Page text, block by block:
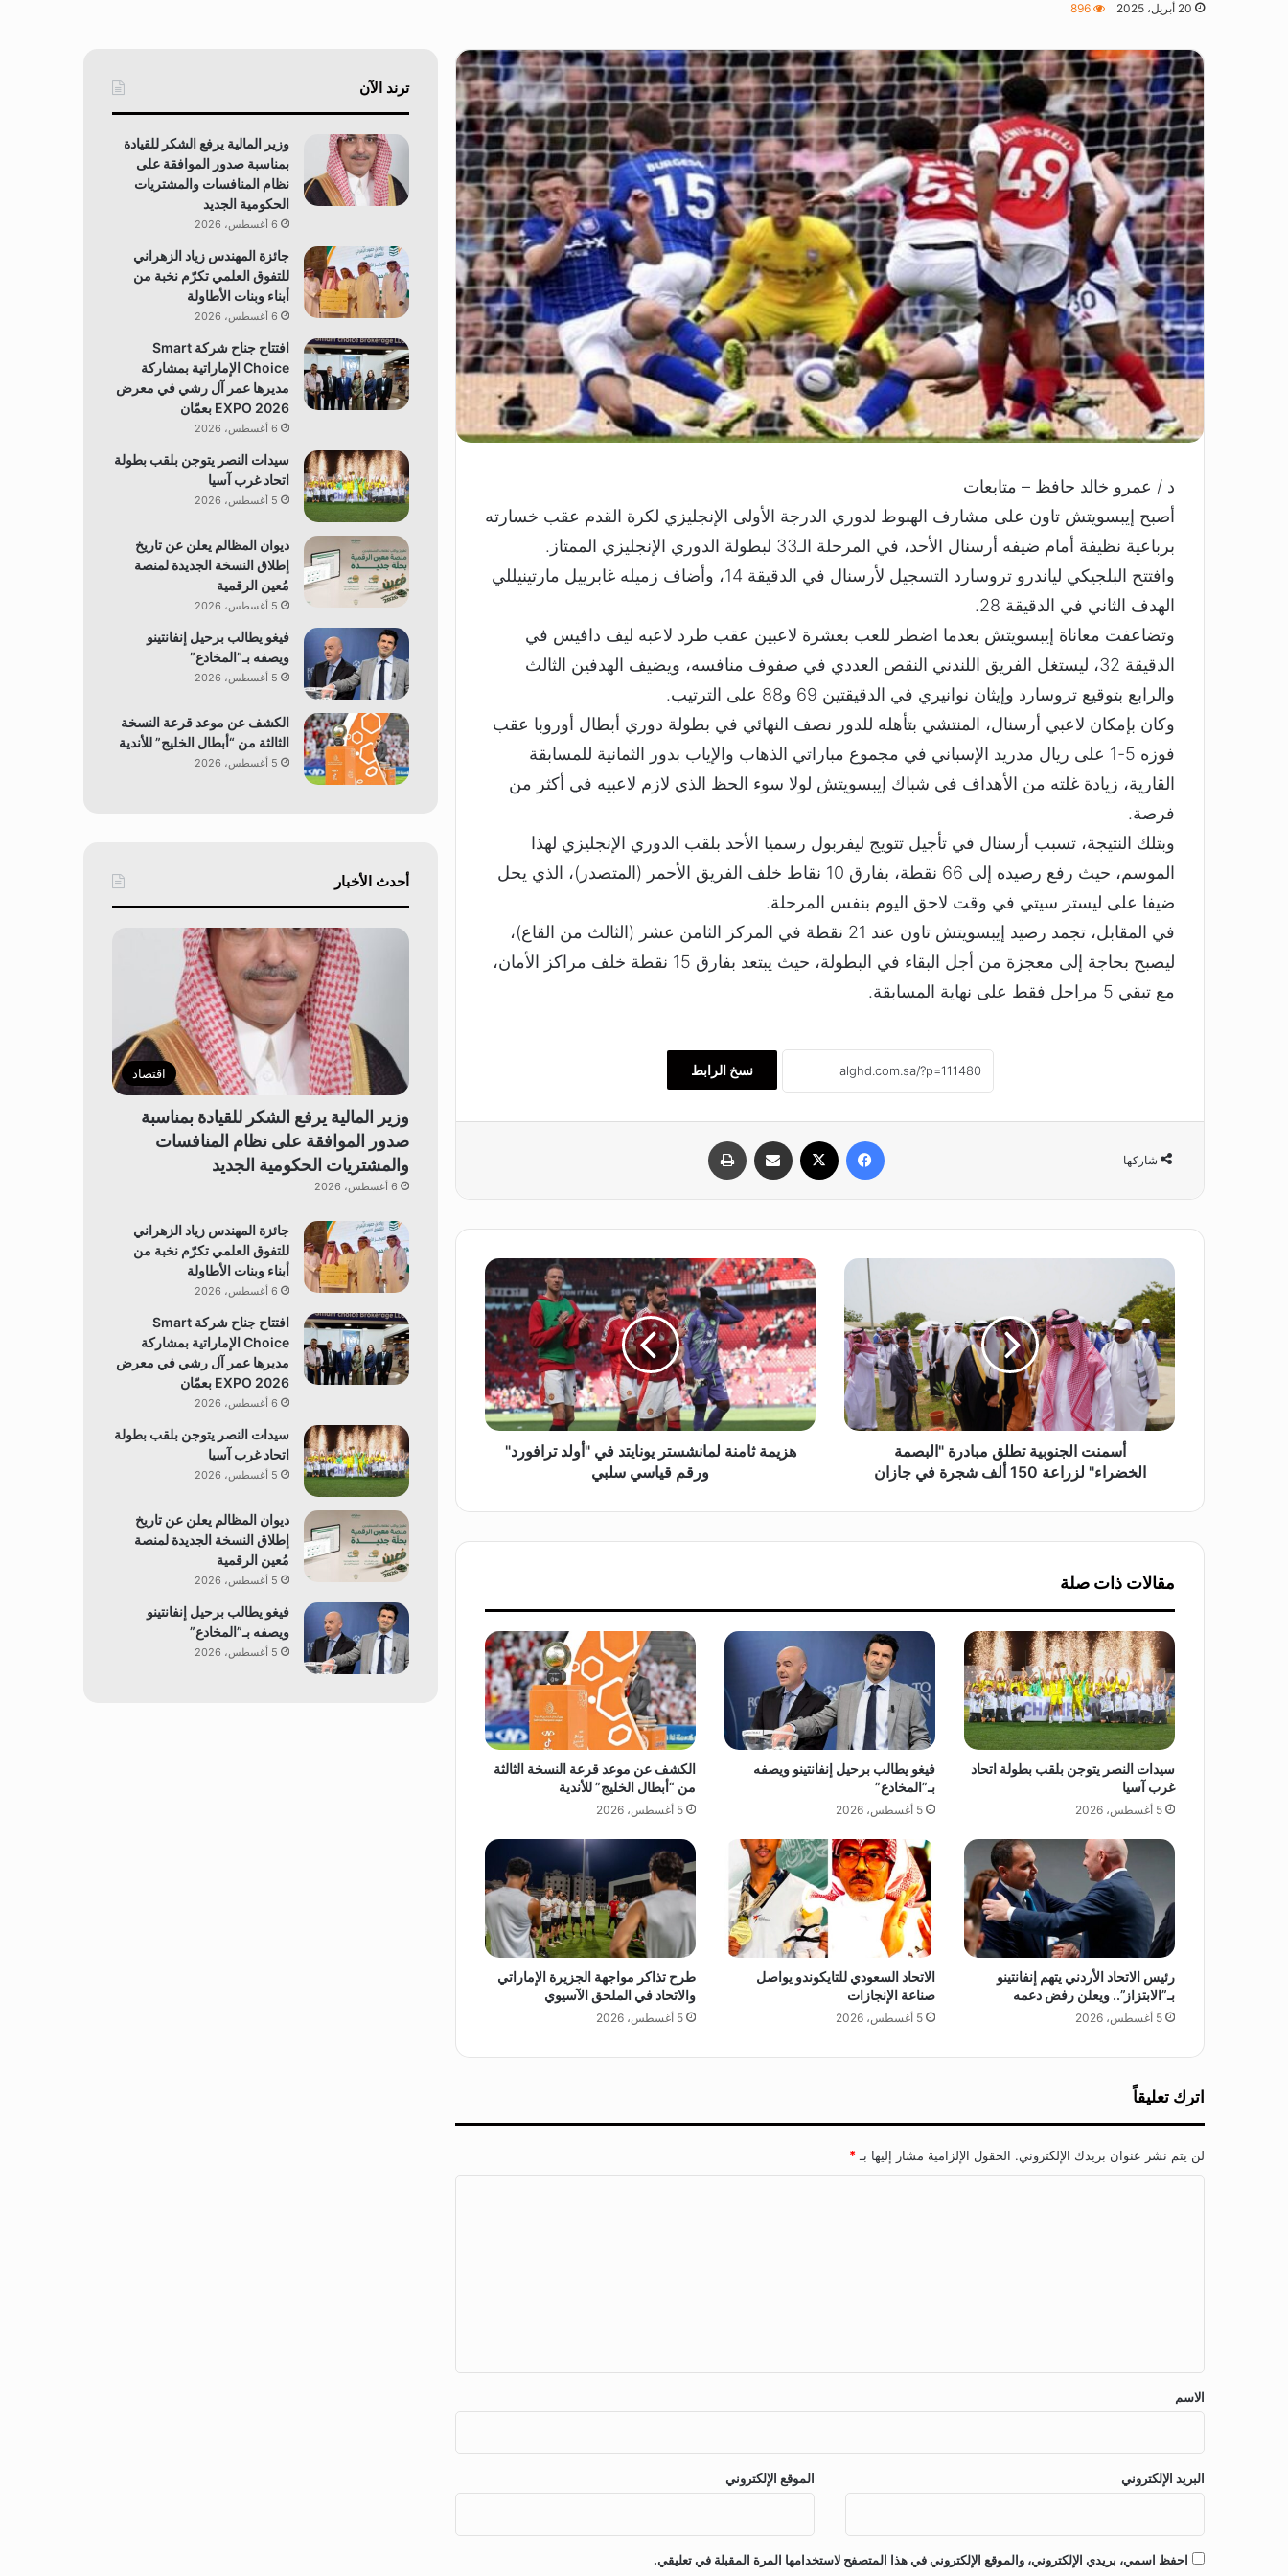
20 أبريل، 2025 896
د / عمرو خالد حافظ – متابعات
‎أصبح إيبسويتش تاون على مشارف الهبوط لدوري الدرجة الأولى الإنجليزي لكرة القدم عقب خسارته
برباعية نظيفة أمام ضيفه أرسنال الأحد، في المرحلة الـ33 لبطولة الدوري الإنجليزي الممتاز.
‎وافتتح البلجيكي لياندرو تروسارد التسجيل لأرسنال في الدقيقة 14، وأضاف زميله غابرييل مارتينيللي
الهدف الثاني في الدقيقة 28.
‎وتضاعفت معاناة إيبسويتش بعدما اضطر للعب بعشرة لاعبين عقب طرد لاعبه ليف دافيس في
الدقيقة 32، ليستغل الفريق اللندني النقص العددي في صفوف منافسه، ويضيف الهدفين الثالث
والرابع بتوقيع تروسارد وإيثان نوانيري في الدقيقتين 69 و88 على الترتيب.
‎وكان بإمكان لاعبي أرسنال، المنتشي بتأهله للدور نصف النهائي في بطولة دوري أبطال أوروبا عقب
فوزه 5-1 على ريال مدريد الإسباني في مجموع مباراتي الذهاب والإياب بدور الثمانية للمسابقة
القارية، زيادة غلته من الأهداف في شباك إيبسويتش لولا سوء الحظ الذي لازم لاعبيه في أكثر من
فرصة.
‎وبتلك النتيجة، تسبب أرسنال في تأجيل تتويج ليفربول رسميا الأحد بلقب الدوري الإنجليزي لهذا
الموسم، حيث رفع رصيده إلى 66 نقطة، بفارق 10 نقاط خلف الفريق الأحمر (المتصدر)، الذي يحل
ضيفا على ليستر سيتي في وقت لاحق اليوم بنفس المرحلة.
‎في المقابل، تجمد رصيد إيبسويتش تاون عند 21 نقطة في المركز الثامن عشر (الثالث من القاع)،
ليصبح بحاجة إلى معجزة من أجل البقاء في البطولة، حيث يبتعد بفارق 15 نقطة خلف مراكز الأمان،
مع تبقي 5 مراحل فقط على نهاية المسابقة.
نسخ الرابط
شاركها
أ
س
م
ن
ت
ا
ن
ة
ق
م
ا
د
ر
ة
ل
ب
ص
ة
خ
ض
ر
ء
"
1
5
ي
ا
ا
ن
أسمنت الجنوبية تطلق مبادرة "البصمة
الخضراء" لزراعة 150 ألف شجرة في جازان
ه
ز
ي
م
ة
ث
ا
م
م
ت
ر
ن
ا
ي
ت
د
أ
و
ل
د
ت
ر
ا
ق
‎هزيمة ثامنة لمانشستر يونايتد في "أولد ترافورد"
ورقم قياسي سلبي
مقالات ذات صلة
سيدات النصر يتوجن بلقب بطولة اتحاد
غرب آسيا
5 أغسطس، 2026
فيغو يطالب برحيل إنفانتينو ويصفه
بـ”المخادع”
5 أغسطس، 2026
الكشف عن موعد قرعة النسخة الثالثة
من “أبطال الخليج” للأندية
5 أغسطس، 2026
رئيس الاتحاد الأردني يتهم إنفانتينو
بـ”الابتزاز”.. ويعلن رفض دعمه
5 أغسطس، 2026
الاتحاد السعودي للتايكوندو يواصل
صناعة الإنجازات
5 أغسطس، 2026
طرح تذاكر مواجهة الجزيرة الإماراتي
والاتحاد في الملحق الآسيوي
5 أغسطس، 2026
اترك تعليقاً
لن يتم نشر عنوان بريدك الإلكتروني. الحقول الإلزامية مشار إليها بـ *
*
الاسم
البريد الإلكتروني الموقع الإلكتروني
احفظ اسمي، بريدي الإلكتروني، والموقع الإلكتروني في هذا المتصفح لاستخدامها المرة المقبلة في تعليقي.
ترند الآن
وزير المالية يرفع الشكر للقيادة
بمناسبة صدور الموافقة على
نظام المنافسات والمشتريات
الحكومية الجديد
6 أغسطس، 2026
جائزة المهندس زياد الزهراني
للتفوق العلمي تكرّم نخبة من
أبناء وبنات الأطاولة
6 أغسطس، 2026
افتتاح جناح شركة Smart
Choice الإماراتية بمشاركة
مديرها عمر آل رشي في معرض
EXPO 2026 بعمّان
6 أغسطس، 2026
سيدات النصر يتوجن بلقب بطولة
اتحاد غرب آسيا
5 أغسطس، 2026
ديوان المظالم يعلن عن تاريخ
إطلاق النسخة الجديدة لمنصة
مُعين الرقمية
5 أغسطس، 2026
فيغو يطالب برحيل إنفانتينو
ويصفه بـ”المخادع”
5 أغسطس، 2026
الكشف عن موعد قرعة النسخة
الثالثة من “أبطال الخليج” للأندية
5 أغسطس، 2026
أحدث الأخبار
اقتصاد
وزير المالية يرفع الشكر للقيادة بمناسبة
صدور الموافقة على نظام المنافسات
والمشتريات الحكومية الجديد
6 أغسطس، 2026
جائزة المهندس زياد الزهراني
للتفوق العلمي تكرّم نخبة من
أبناء وبنات الأطاولة
6 أغسطس، 2026
افتتاح جناح شركة Smart
Choice الإماراتية بمشاركة
مديرها عمر آل رشي في معرض
EXPO 2026 بعمّان
6 أغسطس، 2026
سيدات النصر يتوجن بلقب بطولة
اتحاد غرب آسيا
5 أغسطس، 2026
ديوان المظالم يعلن عن تاريخ
إطلاق النسخة الجديدة لمنصة
مُعين الرقمية
5 أغسطس، 2026
فيغو يطالب برحيل إنفانتينو
ويصفه بـ”المخادع”
5 أغسطس، 2026